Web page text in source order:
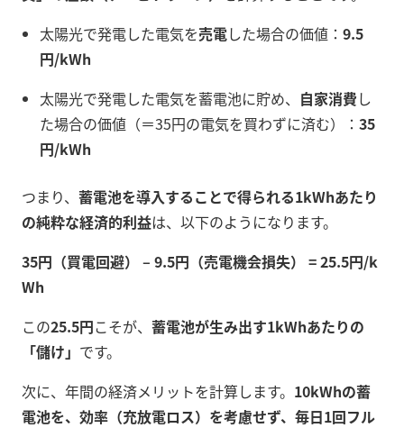
太陽光で発電した電気を売電した場合の価値： 9.5
円/kWh
太陽光で発電した電気を蓄電池に貯め、 自家消費し
た場合の価値（＝35円の電気を買わずに済む）： 35
円/kWh
つまり、 蓄電池を導入することで得られる1kWhあたり
の純粋な経済的利益は、以下のようになります。
35円（買電回避） – 9.5円（売電機会損失） = 25.5円/k
Wh
この25.5円こそが、 蓄電池が生み出す1kWhあたりの
「儲け」 です。
次に、年間の経済メリットを計算します。 10kWhの蓄
電池を、効率（充放電ロス）を考慮せず、毎日1回フル